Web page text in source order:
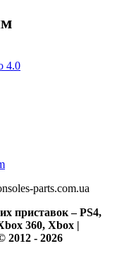
4.0
parts.com.ua
приставок – PS4,
360, Xbox |
2012 - 2026